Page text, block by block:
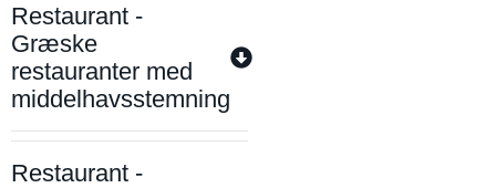
Restaurant -
Græske
restauranter med
middelhavsstemning
Restaurant -